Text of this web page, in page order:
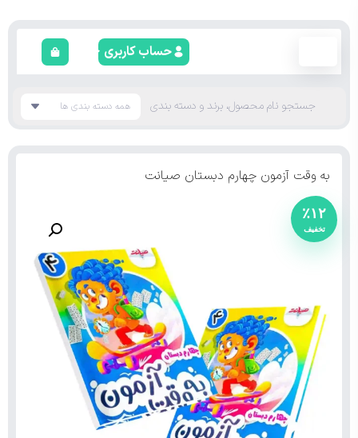
حساب کاربری
به وقت آزمون چهارم دبستان صیانت
٪۱۲